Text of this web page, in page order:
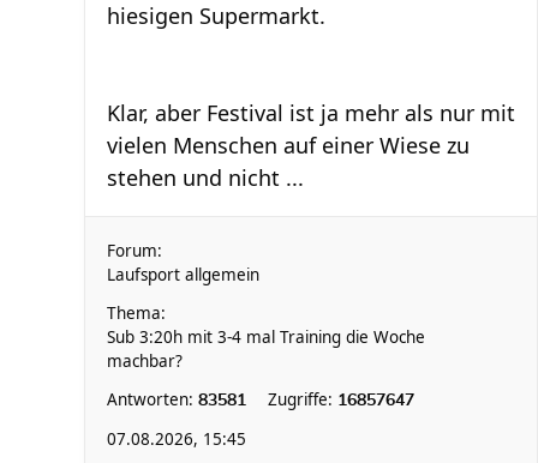
hiesigen Supermarkt.
Klar, aber Festival ist ja mehr als nur mit
vielen Menschen auf einer Wiese zu
stehen und nicht ...
Forum:
Laufsport allgemein
Thema:
Sub 3:20h mit 3-4 mal Training die Woche
machbar?
Antworten: 83581 Zugriffe: 16857647
07.08.2026, 15:45